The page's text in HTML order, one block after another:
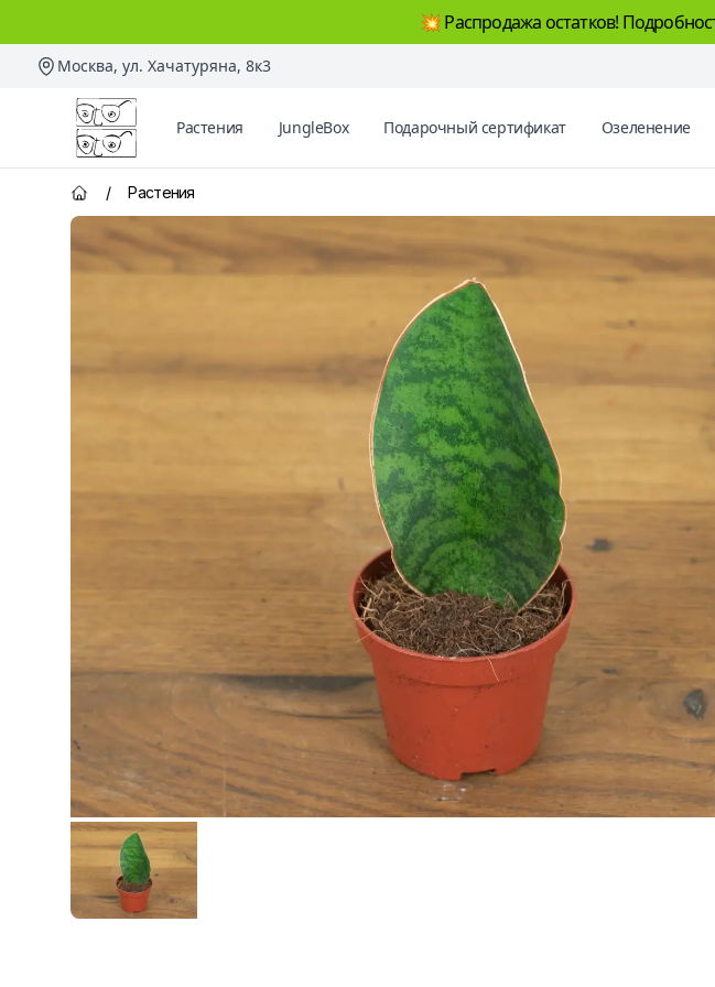
💥 Распродажа остатков!
Москва, ул. Хачатуряна, 8к3
Два Ботаника
Растения JungleBox Подарочный сертификат Озеленение
Главная страница
/ Растения